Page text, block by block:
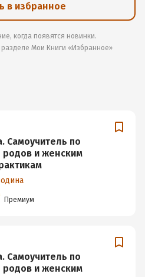
в избранное
когда появятся новинки.
Мои Книги «Избранное»
Самоучитель по
и женским
Премиум
Самоучитель по
и женским